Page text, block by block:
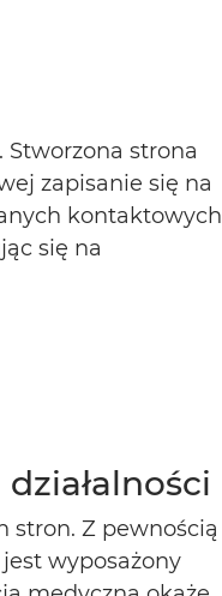
strona
zapisanie się na
kontaktowych
się na
stron. Z pewnością
wyposażony